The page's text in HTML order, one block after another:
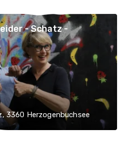
- Schatz -
3360 Herzogenbuchsee